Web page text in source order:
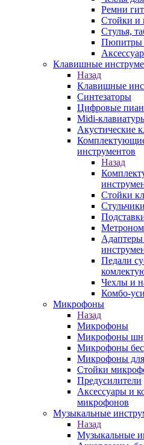
Ремни
Стойки и
Стулья,
Пюпитры
Клавишные
Назад
Клавишные
Синтезаторы
Цифровые
Midi-
Акустические
инструментов
Назад
Стойки
Педали
Чехлы и
Комбо-
Микрофоны
Назад
Микрофоны
Микрофоны
Микрофоны
Микрофоны
Стойки
Предусилители
Аксессуары и
микрофонов
Музыкальные
Назад
Музыкальные